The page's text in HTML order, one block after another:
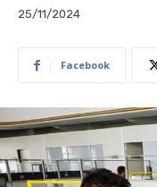
25/11/2024
Facebook